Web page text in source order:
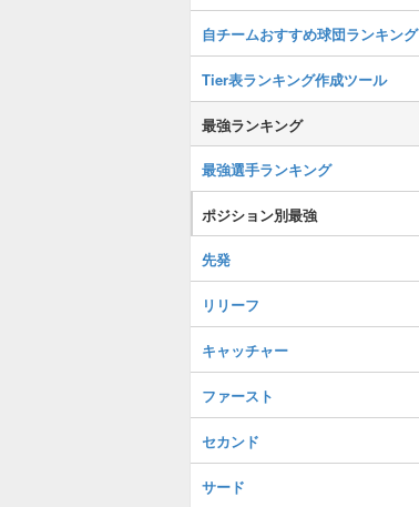
自チームおすすめ球団ランキング
Tier表ランキング作成ツール
最強ランキング
最強選手ランキング
ポジション別最強
先発
リリーフ
キャッチャー
ファースト
セカンド
サード